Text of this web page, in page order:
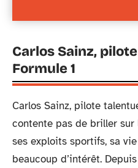
Carlos Sainz,
Formule 1
Carlos Sainz, pilote
contente pas de briller
ses exploits sportifs, sa
beaucoup d’intérêt.